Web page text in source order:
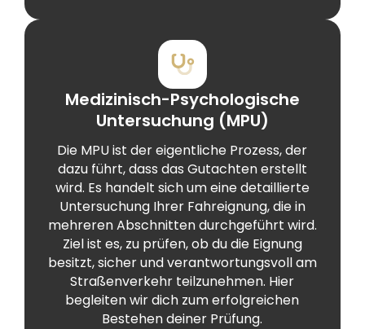
Medizinisch-Psychologische
Untersuchung (MPU)
Die MPU ist der eigentliche Prozess, der
dazu führt, dass das Gutachten erstellt
wird. Es handelt sich um eine detaillierte
Untersuchung Ihrer Fahreignung, die in
mehreren Abschnitten durchgeführt wird.
Ziel ist es, zu prüfen, ob du die Eignung
besitzt, sicher und verantwortungsvoll am
Straßenverkehr teilzunehmen. Hier
begleiten wir dich zum erfolgreichen
Bestehen deiner Prüfung.